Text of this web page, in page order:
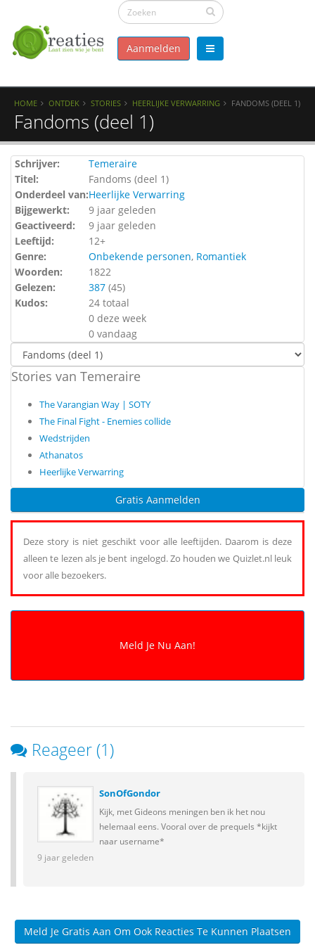
Aanmelden
HOME ONTDEK STORIES HEERLIJKE VERWARRING FANDOMS (DEEL 1)
Fandoms (deel 1)
Schrijver:
Temeraire
Titel:
Fandoms (deel 1)
Onderdeel van:Heerlijke Verwarring
Bijgewerkt:
9 jaar geleden
Geactiveerd:
9 jaar geleden
Leeftijd:
12+
Genre:
Onbekende personen, Romantiek
Woorden:
1822
Gelezen:
387 (45)
Kudos:
24 totaal
0 deze week
0 vandaag
Stories van Temeraire
The Varangian Way | SOTY
The Final Fight - Enemies collide
Wedstrijden
Athanatos
Heerlijke Verwarring
Gratis Aanmelden
Deze story is niet geschikt voor alle leeftijden. Daarom is deze
alleen te lezen als je bent ingelogd. Zo houden we Quizlet.nl leuk
voor alle bezoekers.
Reageer (1)
SonOfGondor
Kijk, met Gideons meningen ben ik het nou
helemaal eens. Vooral over de prequels *kijkt
naar username*
9 jaar geleden
Meld Je Gratis Aan Om Ook Reacties Te Kunnen Plaatsen